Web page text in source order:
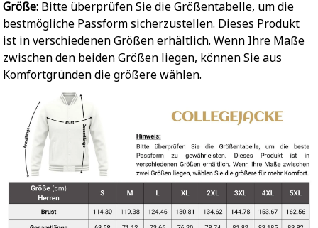
Größe: Bitte überprüfen Sie die Größentabelle, um die
bestmögliche Passform sicherzustellen. Dieses Produkt
ist in verschiedenen Größen erhältlich. Wenn Ihre Maße
zwischen den beiden Größen liegen, können Sie aus
Komfortgründen die größere wählen.